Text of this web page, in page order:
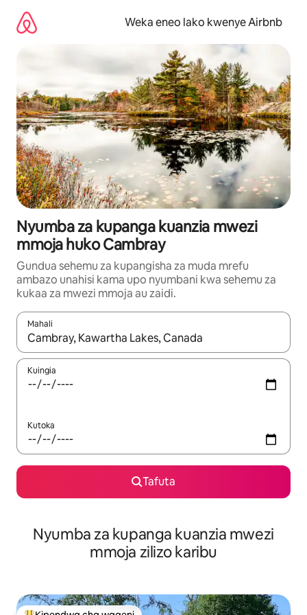
kwenda
kwenye
Weka eneo lako kwenye Airbnb
Nyumba za kupanga kuanzia mwezi
mmoja huko Cambray
Gundua sehemu za kupangisha za muda mrefu
ambazo unahisi kama upo nyumbani kwa sehemu za
kukaa za mwezi mmoja au zaidi.
Mahali
Wakati matokeo yanapatikana, vinjari kwa kutumia vitufe vya
Kuingia
Kutoka
Tafuta
Nyumba za kupanga kuanzia mwezi
mmoja zilizo karibu